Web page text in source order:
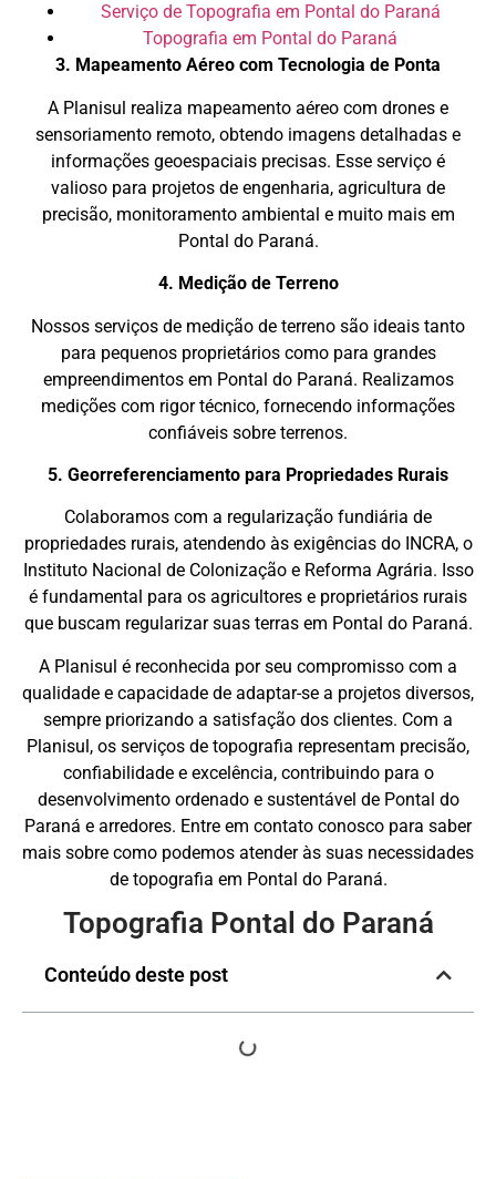
Serviço de Topografia em Pontal do Paraná
Topografia em Pontal do Paraná
3. Mapeamento Aéreo com Tecnologia de Ponta
A Planisul realiza mapeamento aéreo com drones e
sensoriamento remoto, obtendo imagens detalhadas e
informações geoespaciais precisas. Esse serviço é
valioso para projetos de engenharia, agricultura de
precisão, monitoramento ambiental e muito mais em
Pontal do Paraná.
4. Medição de Terreno
Nossos serviços de medição de terreno são ideais tanto
para pequenos proprietários como para grandes
empreendimentos em Pontal do Paraná. Realizamos
medições com rigor técnico, fornecendo informações
confiáveis sobre terrenos.
5. Georreferenciamento para Propriedades Rurais
Colaboramos com a regularização fundiária de
propriedades rurais, atendendo às exigências do INCRA, o
Instituto Nacional de Colonização e Reforma Agrária. Isso
é fundamental para os agricultores e proprietários rurais
que buscam regularizar suas terras em Pontal do Paraná.
A Planisul é reconhecida por seu compromisso com a
qualidade e capacidade de adaptar-se a projetos diversos,
sempre priorizando a satisfação dos clientes. Com a
Planisul, os serviços de topografia representam precisão,
confiabilidade e excelência, contribuindo para o
desenvolvimento ordenado e sustentável de Pontal do
Paraná e arredores. Entre em contato conosco para saber
mais sobre como podemos atender às suas necessidades
de topografia em Pontal do Paraná.
Topografia Pontal do Paraná
Conteúdo deste post